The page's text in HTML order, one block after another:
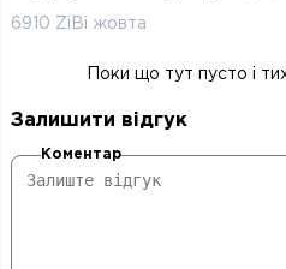
6910 ZiBi жовта
Поки що тут пусто і
Залишити відгук
Коментар